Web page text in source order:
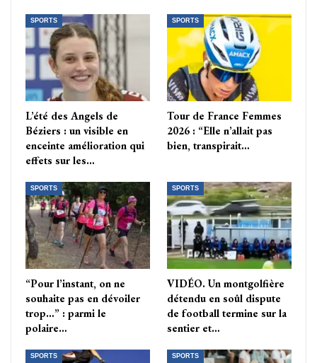
SPORTS
L’été des Angels de
Béziers : un visible en
enceinte amélioration qui
effets sur les…
SPORTS
Tour de France Femmes
2026 : “Elle n’allait pas
bien, transpirait…
SPORTS
“Pour l’instant, on ne
souhaite pas en dévoiler
trop…” : parmi le
polaire…
SPORTS
VIDÉO. Un montgolfière
détendu en soûl dispute
de football termine sur la
sentier et…
SPORTS SPORTS